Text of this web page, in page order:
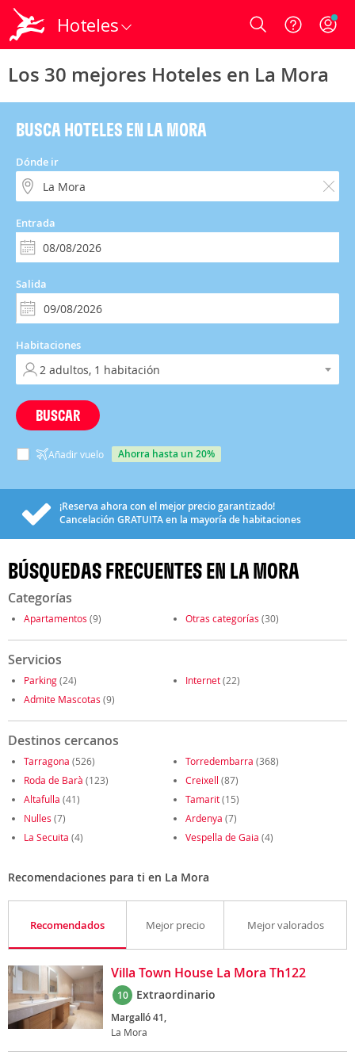
Hoteles Login
Los 30 mejores Hoteles en La Mora
BUSCA HOTELES EN LA MORA
Dónde ir
Entrada
Salida
Habitaciones
BUSCAR
Añadir vuelo ahorra hasta un 20%
¡Reserva ahora con el mejor precio garantizado!
Cancelación GRATUITAen la mayoría de habitaciones
BÚSQUEDAS FRECUENTES EN LA MORA
Categorías
Apartamentos (9) Otras categorías (30)
Servicios
Parking(24) Internet(22)
Admite Mascotas (9)
Destinos cercanos
Tarragona (526) Torredembarra (368)
Roda de Barà (123) Creixell (87)
Altafulla (41) Tamarit(15)
Nulles (7) Ardenya (7)
La Secuita (4) Vespella de Gaia (4)
Recomendaciones para ti en La Mora
Recomendados Mejor precio Mejor valorados
Villa Town House La Mora Th122
10 Extraordinario
Margalló 41,
La Mora